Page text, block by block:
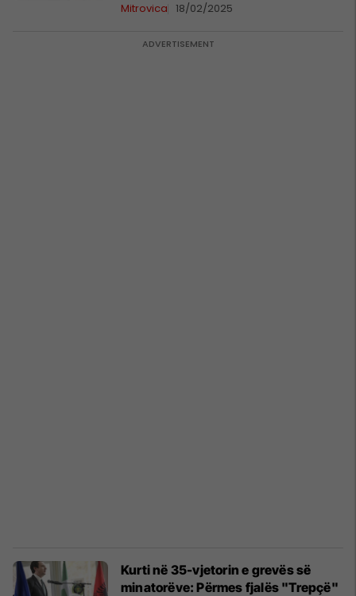
Mitrovica 18/02/2025
Kurti në 35-vjetorin e grevës së
minatorëve: Përmes fjalës "Trepçë"